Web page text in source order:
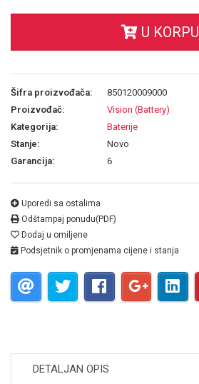
U KORPU
Šifra proizvođača:
850120009000
Proizvođač:
Vision (Battery)
Kategorija:
Baterije
Stanje:
Novo
Garancija:
6
Uporedi sa ostalima
Odštampaj ponudu(PDF)
Dodaj u omiljene
Podsjetnik o promjenama cijene i stanja
DETALJAN OPIS